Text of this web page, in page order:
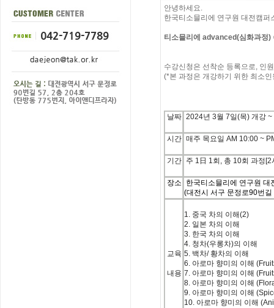
안녕하세요.
한국티소믈리에 연구원 대전캠퍼
티소믈리에 advanced(심화과정)
수강신청은 선착순 등록으로, 인원
(*본 과정은 개강하기 위한 최소
날짜 2024년 3월 7일(목) 개강
시간 매주 목요일 AM 10:00 ~
기간 주 1 日 1회 , 총 10회 과정 [2
장소
한국티소믈리에 연구원 대
(대전시 서구 문정로90번
교육
내용
1. 중국 차의 이해(2)
2. 일본 차의 이해
3. 한국 차의 이해
4. 청차(우롱차)의 이해
5. 백차/ 황차의 이해
6. 아로마 향미의 이해
7. 아로마 향미의 이해
8. 아로마 향미의 이해
9. 아로마 향미의 이해
10. 아로마 향미의 이해